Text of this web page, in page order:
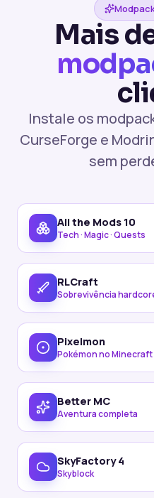
Mais
Instale os
CurseForge e
sem
All the Mods 10
Tech · Magic · Quests
RLCraft
Sobrevivência
Pixelmon
Pokémon no Minecraft
Better MC
Aventura completa
SkyFactory 4
Skyblock